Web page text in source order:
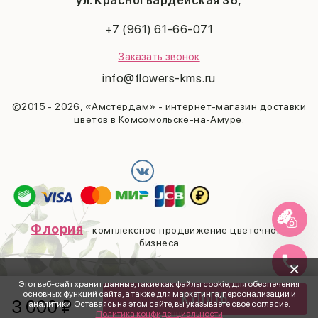
3 000₽ Купить
Этот веб-сайт хранит данные, такие как файлы cookie, для обеспечения
основных функций сайта, а также для маркетинга, персонализации и
аналитики. Оставаясь на этом сайте, вы указываете свое согласие.
Политика конфиденциальности
×
+7 (961) 61-66-071
Заказать звонок
info@flowers-kms.ru
©2015 - 2026, «Амстердам» - интернет-магазин доставки
цветов в Комсомольске-на-Амуре.
Флория- комплексное продвижение цветочного
бизнеса